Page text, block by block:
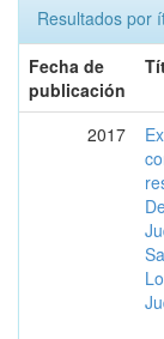
Resultados por
Fecha de
publicación
2017